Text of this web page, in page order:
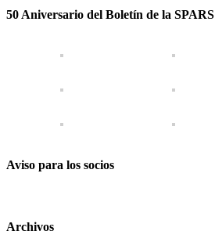
50 Aniversario del Boletín de la SPARS
Aviso para los socios
Archivos